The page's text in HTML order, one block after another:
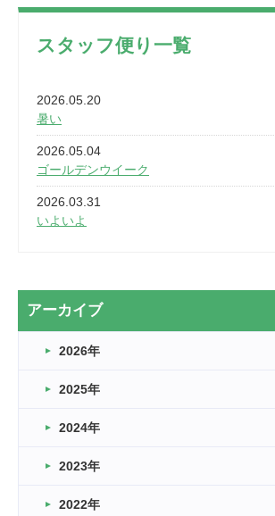
スタッフ便り一覧
2026.05.20
暑い
2026.05.04
ゴールデンウイーク
2026.03.31
いよいよ
2026.03.20
なぎなた
2026.03.16
車いすバスケとRくんのお話
卒業・卒園の季節★
2026.03.11
アーカイブ
2026年
2025年
2024年
2023年
2022年